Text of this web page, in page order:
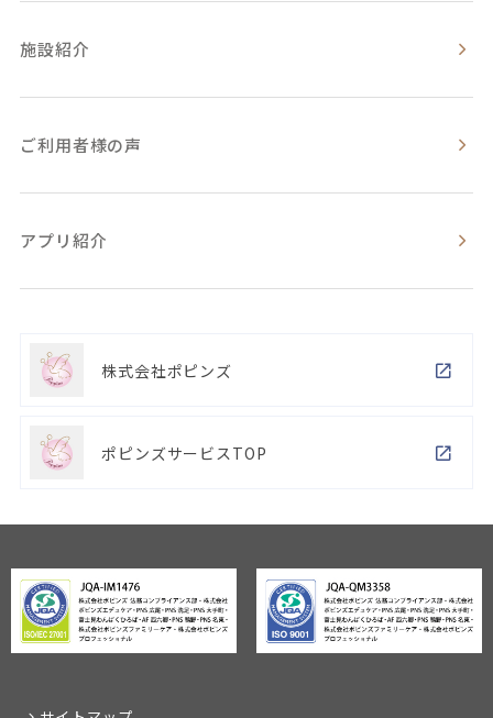
施設紹介
ご利用者様の声
アプリ紹介
株式会社ポピンズ
ポピンズサービスTOP